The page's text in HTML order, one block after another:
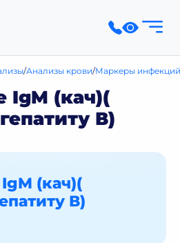
Анализы крови Маркеры
IgM (кач)(
В)
(кач)(
В)